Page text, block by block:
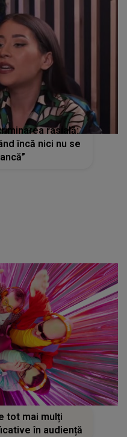
rasială:
încă nici nu se
tot mai mulți
în audiență